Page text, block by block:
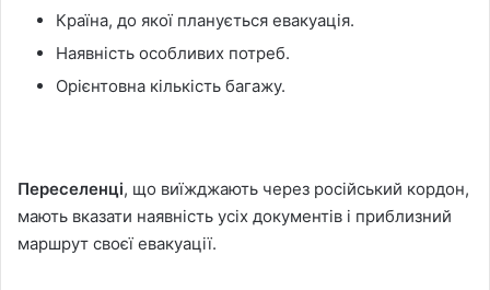
Країна, до якої планується евакуація.
Наявність особливих потреб.
Орієнтовна кількість багажу.
Переселенці, що виїжджають через російський кордон,
мають вказати наявність усіх документів і приблизний
маршрут своєї евакуації.